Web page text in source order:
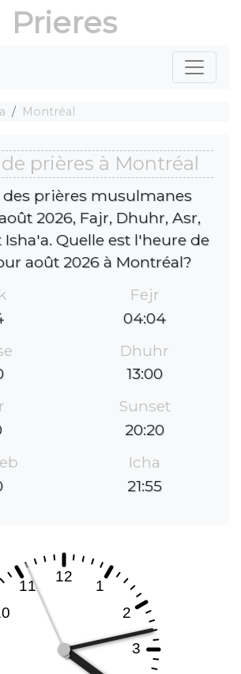
Prieres
Montréal
prières à Montréal
des prières musulmanes
2026, Fajr, Dhuhr, Asr,
Quelle est l'heure de
août 2026 à Montréal?
Fejr
04:04
Dhuhr
13:00
Sunset
20:20
Icha
21:55